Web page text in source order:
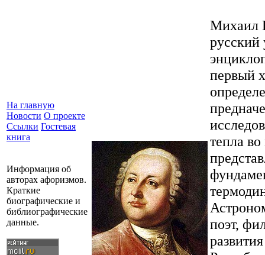
На главную
Новости О проекте
Ссылки Гостевая
книга
Информация об
авторах афоризмов.
Краткие
биографические и
библиографические
данные.
Михаил
русский
первый
тепла
поэт,